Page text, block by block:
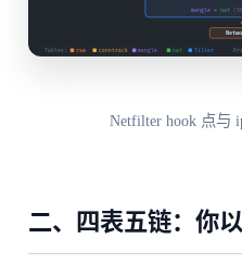
Netfilter hook 点与
二、四表五链：你